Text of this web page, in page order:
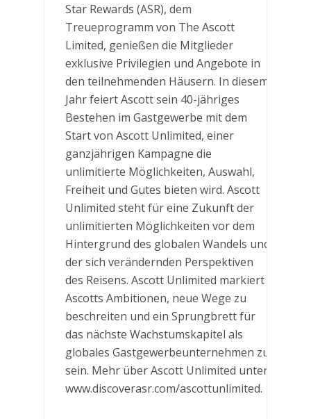
Star Rewards (ASR), dem
Treueprogramm von The Ascott
Limited, genießen die Mitglieder
exklusive Privilegien und Angebote in
den teilnehmenden Häusern. In diesem
Jahr feiert Ascott sein 40-jähriges
Bestehen im Gastgewerbe mit dem
Start von Ascott Unlimited, einer
ganzjährigen Kampagne die
unlimitierte Möglichkeiten, Auswahl,
Freiheit und Gutes bieten wird. Ascott
Unlimited steht für eine Zukunft der
unlimitierten Möglichkeiten vor dem
Hintergrund des globalen Wandels und
der sich verändernden Perspektiven
des Reisens. Ascott Unlimited markiert
Ascotts Ambitionen, neue Wege zu
beschreiten und ein Sprungbrett für
das nächste Wachstumskapitel als
globales Gastgewerbeunternehmen zu
sein. Mehr über Ascott Unlimited unter
www.discoverasr.com/ascottunlimited.